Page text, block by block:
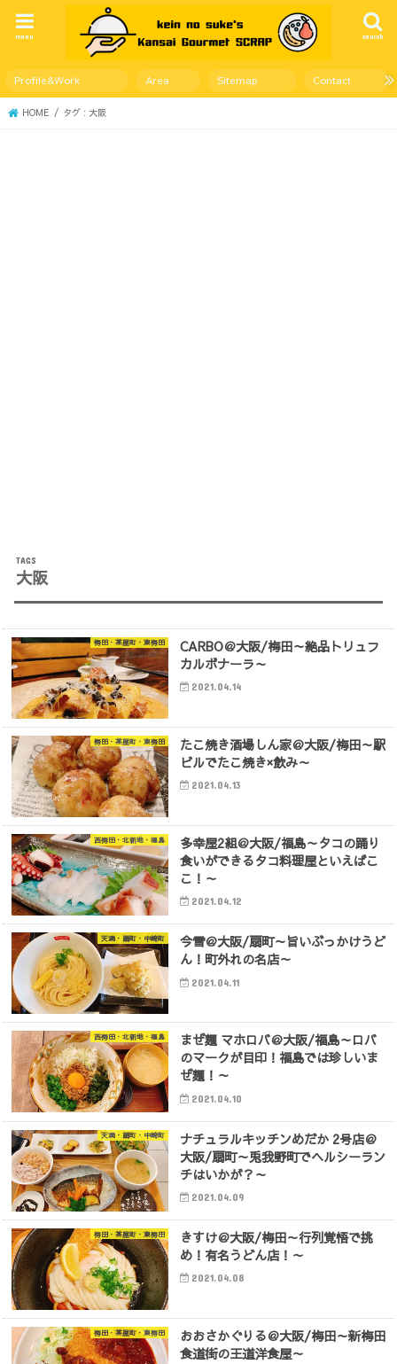
search
menu
Profile&Work Area Sitemap Contact
HOME タグ : 大阪
大阪
梅田・茶屋町・東梅田
CARBO＠大阪/梅田～絶品トリュフ
カルボナーラ～
2021.04.14
梅田・茶屋町・東梅田
たこ焼き酒場しん家＠大阪/梅田～駅
ビルでたこ焼き×飲み～
2021.04.13
西梅田・北新地・福島
多幸屋2組＠大阪/福島～タコの踊り
食いができるタコ料理屋といえばこ
こ！～
2021.04.12
天満・扇町・中崎町
今雪＠大阪/扇町～旨いぶっかけうど
ん！町外れの名店～
2021.04.11
西梅田・北新地・福島
まぜ麺 マホロバ＠大阪/福島～ロバ
のマークが目印！福島では珍しいま
ぜ麺！～
2021.04.10
天満・扇町・中崎町
ナチュラルキッチンめだか 2号店＠
大阪/扇町～兎我野町でヘルシーラン
チはいかが？～
2021.04.09
梅田・茶屋町・東梅田
きすけ＠大阪/梅田～行列覚悟で挑
め！有名うどん店！～
2021.04.08
梅田・茶屋町・東梅田
おおさかぐりる＠大阪/梅田～新梅田
食道街の王道洋食屋～